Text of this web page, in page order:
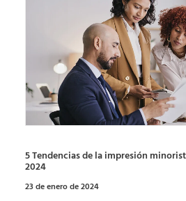
5 Tendencias de la impresión
2024
23 de enero de 2024